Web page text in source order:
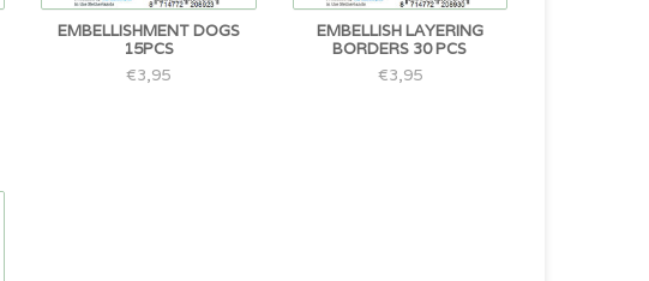
EMBELLISHMENT DOGS
15PCS
€3,95
EMBELLISH LAYERING
BORDERS 30 PCS
€3,95